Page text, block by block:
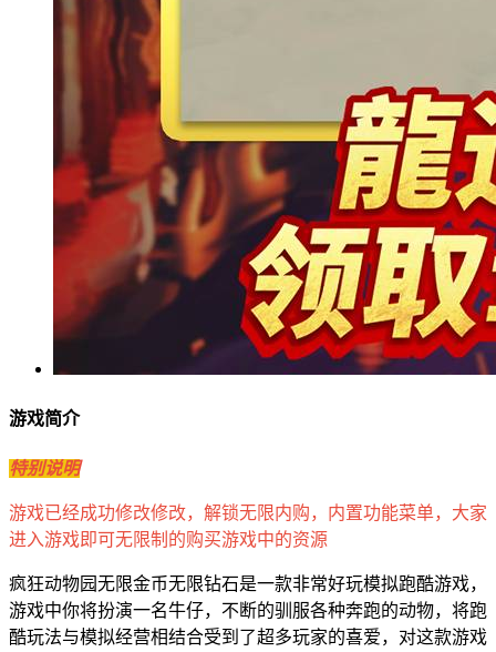
游戏简介
特别说明
游戏已经成功修改修改，解锁无限内购，内置功能菜单，大家
进入游戏即可无限制的购买游戏中的资源
疯狂动物园无限金币无限钻石是一款非常好玩模拟跑酷游戏，
游戏中你将扮演一名牛仔，不断的驯服各种奔跑的动物，将跑
酷玩法与模拟经营相结合受到了超多玩家的喜爱，对这款游戏